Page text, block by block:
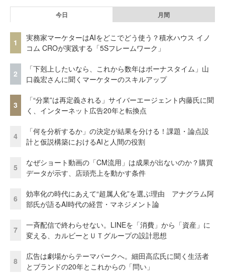
今日 月間
1
実務家マーケターはAIをどこでどう使う？積水ハウス イノ
コム CROが実践する「5Sフレームワーク」
2
「下剋上したいなら、これから数年はボーナスタイム」山
口義宏さんに聞くマーケターのスキルアップ
3
「“分業”は再定義される」サイバーエージェント内藤氏に聞
く、インターネット広告20年と転換点
4
「何を分析するか」の決定が結果を分ける！課題・論点設
計と仮説構築におけるAIと人間の役割
5
なぜショート動画の「CM流用」は成果が出ないのか？購買
データが示す、店頭売上を動かす条件
6
効率化の時代にあえて“超属人化”を選ぶ理由 アナグラム阿
部氏が語るAI時代の経営・マネジメント論
7
一斉配信で終わらせない。LINEを「消費」から「資産」に
変える、カルビーとＵＴグループの設計思想
8
広告は劇場からテーマパークへ。細田高広氏に聞く生活者
とブランドの20年とこれからの「問い」